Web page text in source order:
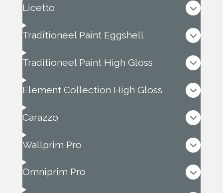
Licetto
Traditioneel Paint Eggshell
Traditioneel Paint High Gloss
Element Collection High Gloss
Carazzo
Wallprim Pro
Omniprim Pro